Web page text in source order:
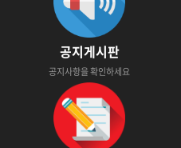
공지게시판
공지사항을 확인하세요